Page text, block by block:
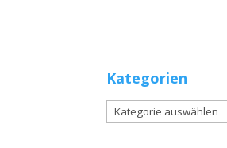
Kategorien
Kategorien